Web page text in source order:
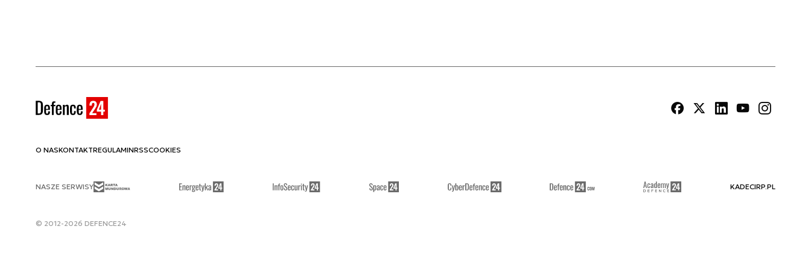
O NASKONTAKTREGULAMINRSSCOOKIES
NASZE SERWISY KADECIRP.PL
© 2012-2026 DEFENCE24